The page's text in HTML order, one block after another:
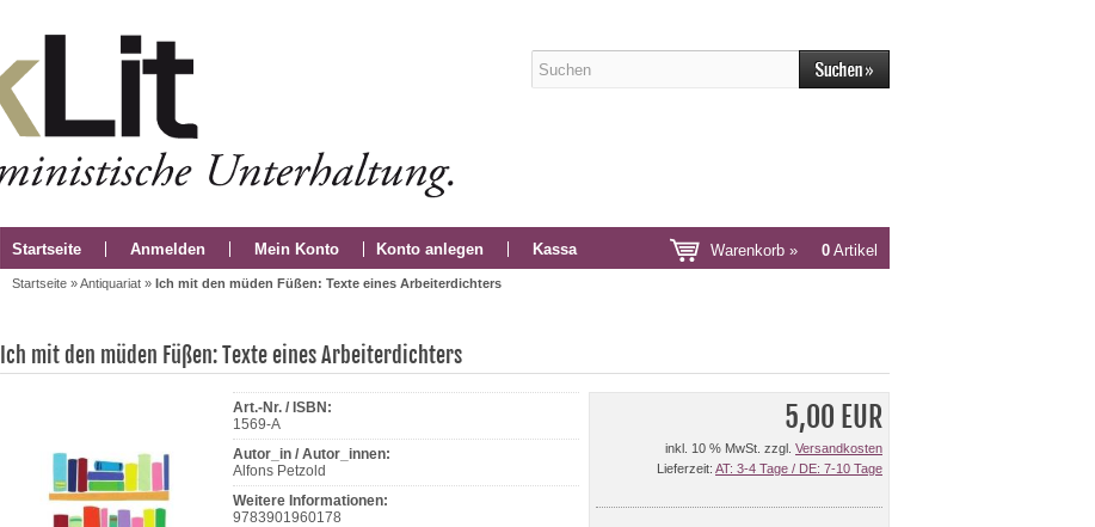
Startseite Anmelden Mein Konto Konto anlegen Kassa Warenkorb » 0 Artikel
Startseite »Antiquariat » Ich mit den müden Füßen: Texte eines Arbeiterdichters
Ich mit den müden Füßen: Texte eines Arbeiterdichters
Art.-Nr. / ISBN:
1569-A
Autor_in / Autor_innen:
Alfons Petzold
Weitere Informationen:
9783901960178
5,00 EUR
inkl. 10 % MwSt. zzgl. Versandkosten
Lieferzeit: AT: 3-4 Tage / DE: 7-10 Tage